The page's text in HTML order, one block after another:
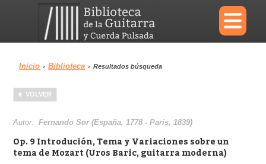
×
Menu
Biblioteca Diccionario
Inicio › Biblioteca › Resultados búsqueda
VOLVER
Autor:Fernando Sor (España, 1778 - París, 1839)
Op. 9 Introdución, Tema y Variaciones sobre un
tema de Mozart (Uros Baric, guitarra moderna)